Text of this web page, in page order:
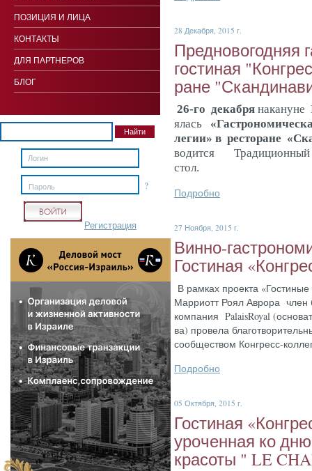
28 Декабря, 2015 г.
Пред­но­вогод­няя
гос­ти­ная
ране
26-го де­каб­ря на­ка­ну­не
ялась
ле­гии» в рес­то­ра­не
во­дит­ся Тра­ди­ци­он­ный
стол.
Подробно
27 Ноября, 2015 г.
Вин­но-
Гос­ти­ная
В рам­ках про­ек­та
Мар­ри­отт Ро­ял Ав­ро­ра член
ком­па­ния PalaisRoyal
ва) про­вела
со­об­щес­твом Кон­гресс-
Подробно
05 Октября, 2015 г.
Гос­ти­ная
уро­чен­ная ко
кра­соты " LE
ПОЗИЦИЯ И ЛИЦА
КОНТАКТЫ
ДЛЯ ПАРТНЕРОВ
БЛОГ
?
Пароль
Регистрация